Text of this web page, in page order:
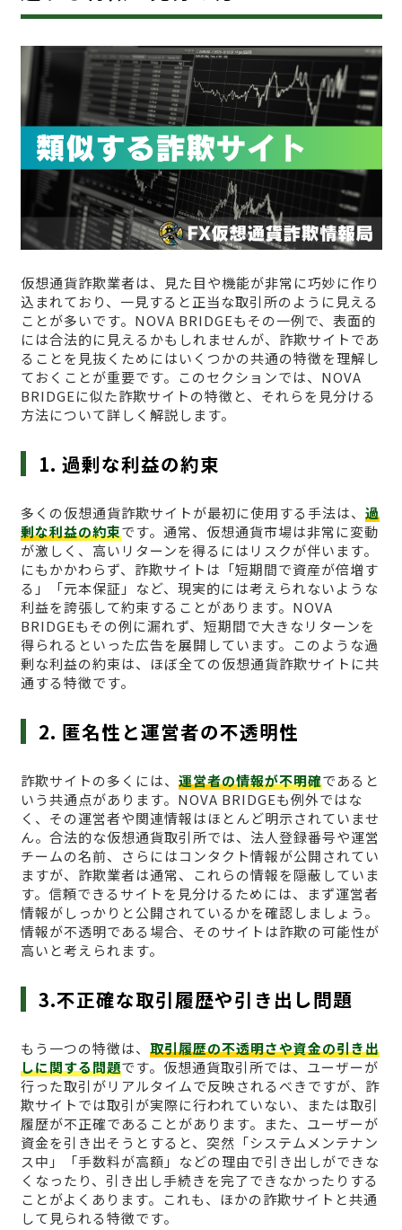
仮想通貨詐欺業者は、見た目や機能が非常に巧妙に作り
込まれており、一見すると正当な取引所のように見える
ことが多いです。NOVA BRIDGEもその一例で、表面的
には合法的に見えるかもしれませんが、詐欺サイトであ
ることを見抜くためにはいくつかの共通の特徴を理解し
ておくことが重要です。このセクションでは、NOVA
BRIDGEに似た詐欺サイトの特徴と、それらを見分ける
方法について詳しく解説します。
1. 過剰な利益の約束
多くの仮想通貨詐欺サイトが最初に使用する手法は、 過
剰な利益の約束です。通常、仮想通貨市場は非常に変動
が激しく、高いリターンを得るにはリスクが伴います。
にもかかわらず、詐欺サイトは「短期間で資産が倍増す
る」「元本保証」など、現実的には考えられないような
利益を誇張して約束することがあります。NOVA
BRIDGEもその例に漏れず、短期間で大きなリターンを
得られるといった広告を展開しています。このような過
剰な利益の約束は、ほぼ全ての仮想通貨詐欺サイトに共
通する特徴です。
2. 匿名性と運営者の不透明性
詐欺サイトの多くには、 運営者の情報が不明確であると
いう共通点があります。NOVA BRIDGEも例外ではな
く、その運営者や関連情報はほとんど明示されていませ
ん。合法的な仮想通貨取引所では、法人登録番号や運営
チームの名前、さらにはコンタクト情報が公開されてい
ますが、詐欺業者は通常、これらの情報を隠蔽していま
す。信頼できるサイトを見分けるためには、まず運営者
情報がしっかりと公開されているかを確認しましょう。
情報が不透明である場合、そのサイトは詐欺の可能性が
高いと考えられます。
3.不正確な取引履歴や引き出し問題
もう一つの特徴は、 取引履歴の不透明さや資金の引き出
しに関する問題です。仮想通貨取引所では、ユーザーが
行った取引がリアルタイムで反映されるべきですが、詐
欺サイトでは取引が実際に行われていない、または取引
履歴が不正確であることがあります。また、ユーザーが
資金を引き出そうとすると、突然「システムメンテナン
ス中」「手数料が高額」などの理由で引き出しができな
くなったり、引き出し手続きを完了できなかったりする
ことがよくあります。これも、ほかの詐欺サイトと共通
して見られる特徴です。